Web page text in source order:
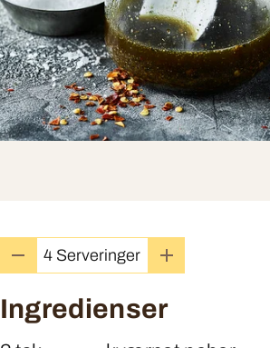
Ingredienser